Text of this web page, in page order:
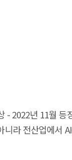
- 2022년 11월
라 전산업에서 AI
성물의 오남요